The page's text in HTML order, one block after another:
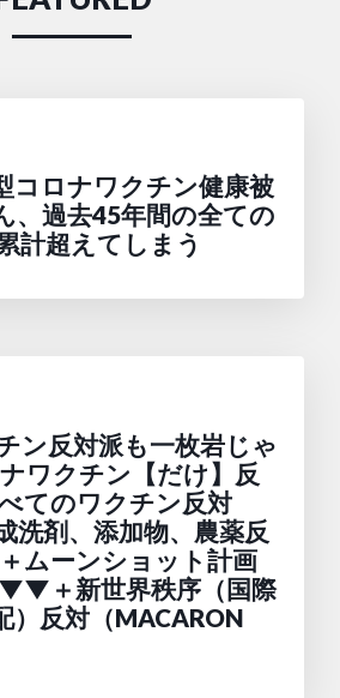
コロナワクチン健康被
、過去45年間の全ての
計超えてしまう
ン反対派も一枚岩じゃ
ワクチン【だけ】反
てのワクチン反対
剤、添加物、農薬反
ーンショット計画
＋新世界秩序（国際
）反対（MACARON